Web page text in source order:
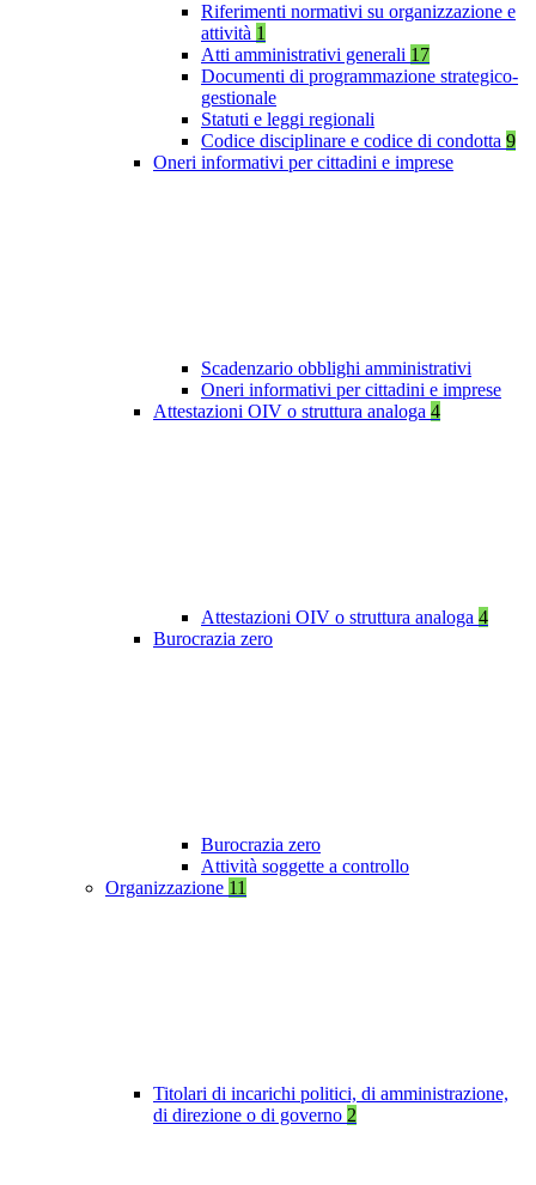
Riferimenti normativi su organizzazione e
attività 1
Atti amministrativi generali 17
Documenti di programmazione strategico-
gestionale
Statuti e leggi regionali
Codice disciplinare e codice di condotta 9
Oneri informativi per cittadini e imprese
Scadenzario obblighi amministrativi
Oneri informativi per cittadini e imprese
Attestazioni OIV o struttura analoga 4
Attestazioni OIV o struttura analoga 4
Burocrazia zero
Burocrazia zero
Attività soggette a controllo
Organizzazione 11
Titolari di incarichi politici, di amministrazione,
di direzione o di governo 2